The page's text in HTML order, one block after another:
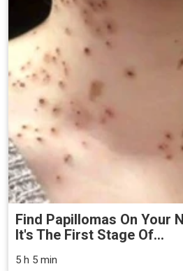
Find Papillomas On Your
It's The First Stage Of...
5 h 5 min